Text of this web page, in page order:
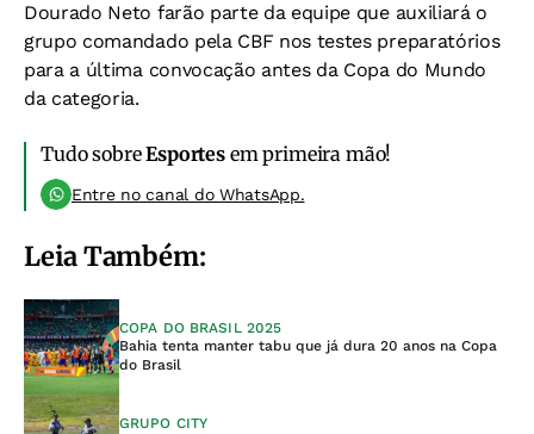
Dourado Neto farão parte da equipe que auxiliará o
grupo comandado pela CBF nos testes preparatórios
para a última convocação antes da Copa do Mundo
da categoria.
Tudo sobreEsportesem primeira mão!
Entre no canal do WhatsApp.
Leia Também:
COPA DO BRASIL 2025
Bahia tenta manter tabu que já dura 20 anos na Copa
do Brasil
GRUPO CITY